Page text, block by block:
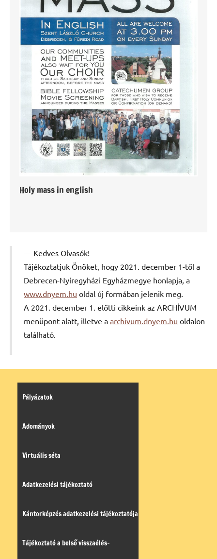
Holy mass in english
Kedves Olvasók!
Tájékoztatjuk Önöket, hogy 2021. december 1-től a
Debrecen-Nyíregyházi Egyházmegye honlapja, a
www.dnyem.hu oldal új formában jelenik meg.
A 2021. december 1. előtti cikkeink az ARCHÍVUM
menüpont alatt, illetve a archivum.dnyem.hu oldalon
található.
Pályázatok
Adományok
Virtuális séta
Adatkezelési tájékoztató
Kántorképzés adatkezelési tájékoztatója
Tájékoztató a belső visszaélés-